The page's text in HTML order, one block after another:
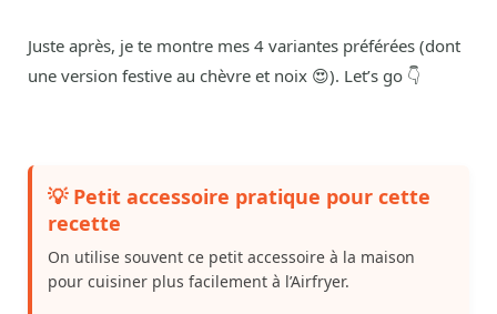
Juste après, je te montre mes 4 variantes préférées (dont
une version festive au chèvre et noix 😍). Let’s go 👇
💡 Petit accessoire pratique pour cette
recette
On utilise souvent ce petit accessoire à la maison
pour cuisiner plus facilement à l’Airfryer.